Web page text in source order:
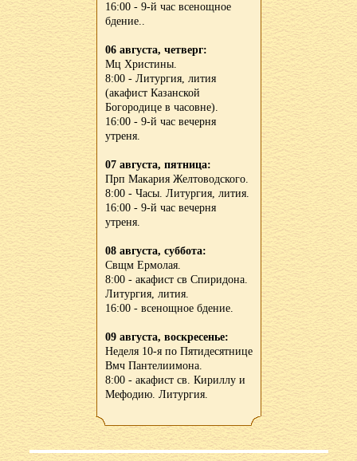
16:00 - 9-й час всенощное
бдение..
06 августа, четверг:
Мц Христины.
8:00 - Литургия, лития
(акафист Казанской
Богородице в часовне).
16:00 - 9-й час вечерня
утреня.
07 августа, пятница:
Прп Макария Желтоводского.
8:00 - Часы. Литургия, лития.
16:00 - 9-й час вечерня
утреня.
08 августа, суббота:
Свщм Ермолая.
8:00 - акафист св Спиридона.
Литургия, лития.
16:00 - всенощное бдение.
09 августа, воскресенье:
Неделя 10-я по Пятидесятнице
Вмч Пантелиимона.
8:00 - акафист св. Кириллу и
Мефодию. Литургия.